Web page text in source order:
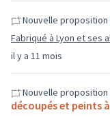
il y a 11 mois
Nouvelle proposition
Fabriqué à Lyon et ses
Nouvelle proposition
découpés et peints